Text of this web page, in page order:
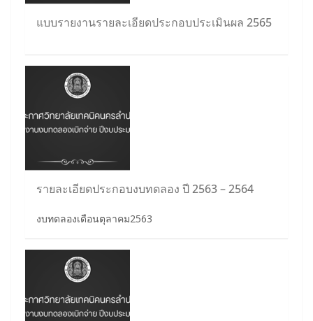
แบบรายงานรายละเอียดประกอบประเมินผล 2565
รายละเอียดประกอบงบทดลอง ปี 2563 – 2564
งบทดลองเดือนตุลาคม2563